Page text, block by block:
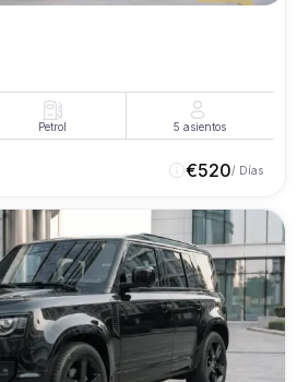
Petrol 5 asientos
€520/ Días